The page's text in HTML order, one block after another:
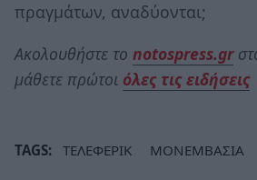
πραγμάτων, αναδύονται;
Ακολουθήστε το notospress.gr
μάθετε πρώτοι όλες τις ειδήσεις
TAGS: ΤΕΛΕΦΕΡΙΚ ΜΟΝΕΜΒΑΣΙΑ